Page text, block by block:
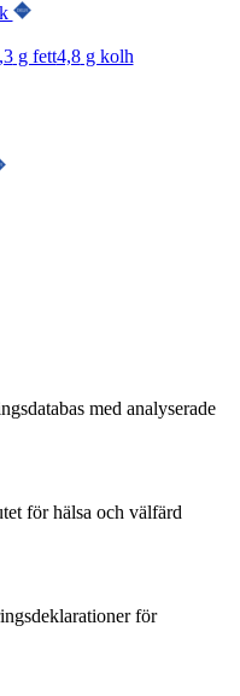
g fett4,8g kolh
med analyserade
för hälsa och välfärd
för